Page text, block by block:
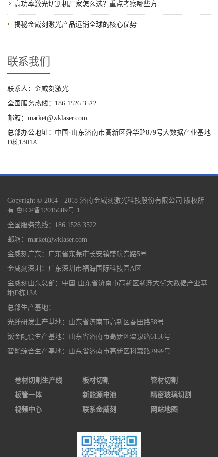
高功率激光切割机厂家怎么选？重点考察哪些方
揭秘金威刻激光产品远销全球的核心优势
联系我们
联系人：金威刻激光
全国服务热线：186 1526 3522
邮箱：market@wklaser.com
总部办公地址：中国·山东济南市高新区舜华路879号大数据产业基地
D栋1301A
Copyright © 2004 - 2018 济南金威刻激光科技股份有限公司 版权所
有 鲁ICP备12015689号-1
全国服务热线：186 1526 3522
邮箱：market@wklaser.com
金威刻广东：广东省东莞市长安镇盛航东路5号
金威刻深圳：广东深圳市福海国际科技园A区
金威刻山东总部：中国·山东省济南市高新区新泺大街大数据产业基
地D栋13A
总部生产基地：
光纤研发生产基地：山东省济南市高新区春田路58号
钣金配套生产基地：山东省济南市高新区温泉路6158号
智能综合生产基地：山东省济南市高新区科嘉路2999号
卷材切割生产线 板材切割
管材切割
板管一体
新能源电池
精密玻璃切割
视频中心
联系金威刻 网站地图